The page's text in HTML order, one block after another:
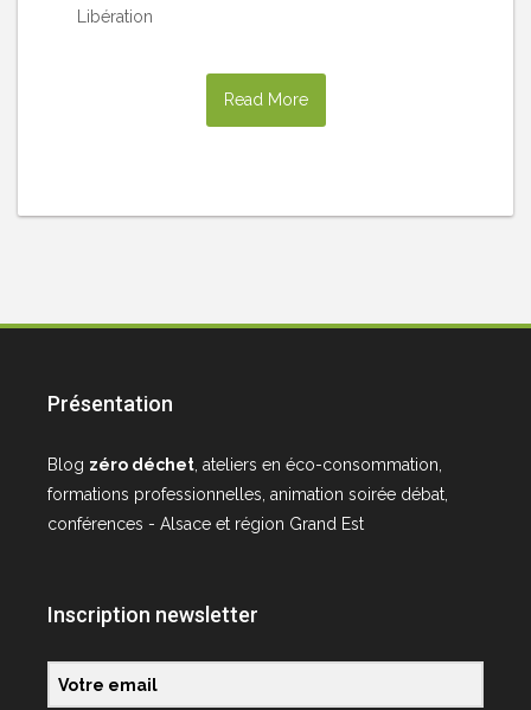
Libération
Read More
Présentation
Blog zéro déchet, ateliers en éco-consommation,
formations professionnelles, animation soirée débat,
conférences - Alsace et région Grand Est
Inscription newsletter